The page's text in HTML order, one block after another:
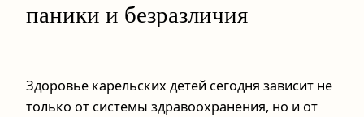
паники и безразличия
Здоровье карельских детей сегодня зависит не
только от системы здравоохранения, но и от